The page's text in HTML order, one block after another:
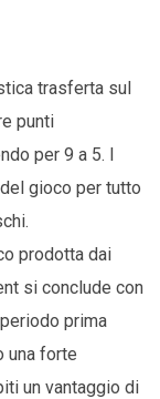
trasferta sul
punti
per 9 a 5. I
gioco per tutto
prodotta dai
si conclude con
prima
una forte
un vantaggio di